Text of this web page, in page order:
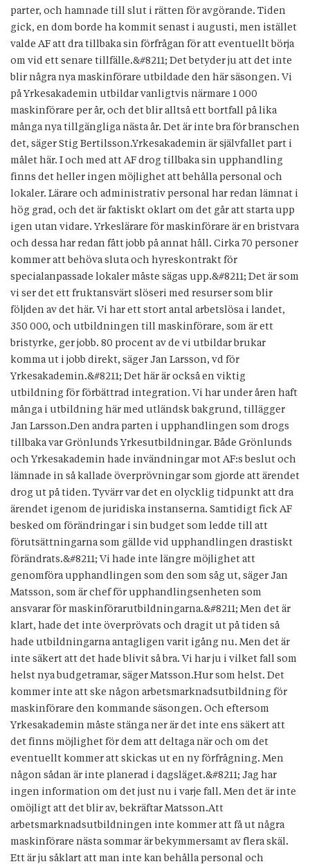
parter, och hamnade till slut i rätten för avgörande. Tiden
gick, en dom borde ha kommit senast i augusti, men istället
valde AF att dra tillbaka sin förfrågan för att eventuellt börja
om vid ett senare tillfälle.&#8211; Det betyder ju att det inte
blir några nya maskinförare utbildade den här säsongen. Vi
på Yrkesakademin utbildar vanligtvis närmare 1 000
maskinförare per år, och det blir alltså ett bortfall på lika
många nya tillgängliga nästa år. Det är inte bra för branschen
det, säger Stig Bertilsson.Yrkesakademin är självfallet part i
målet här. I och med att AF drog tillbaka sin upphandling
finns det heller ingen möjlighet att behålla personal och
lokaler. Lärare och administrativ personal har redan lämnat i
hög grad, och det är faktiskt oklart om det går att starta upp
igen utan vidare. Yrkeslärare för maskinförare är en bristvara
och dessa har redan fått jobb på annat håll. Cirka 70 personer
kommer att behöva sluta och hyreskontrakt för
specialanpassade lokaler måste sägas upp.&#8211; Det är som
vi ser det ett fruktansvärt slöseri med resurser som blir
följden av det här. Vi har ett stort antal arbetslösa i landet,
350 000, och utbildningen till maskinförare, som är ett
bristyrke, ger jobb. 80 procent av de vi utbildar brukar
komma ut i jobb direkt, säger Jan Larsson, vd för
Yrkesakademin.&#8211; Det här är också en viktig
utbildning för förbättrad integration. Vi har under åren haft
många i utbildning här med utländsk bakgrund, tillägger
Jan Larsson.Den andra parten i upphandlingen som drogs
tillbaka var Grönlunds Yrkesutbildningar. Både Grönlunds
och Yrkesakademin hade invändningar mot AF:s beslut och
lämnade in så kallade överprövningar som gjorde att ärendet
drog ut på tiden. Tyvärr var det en olycklig tidpunkt att dra
ärendet igenom de juridiska instanserna. Samtidigt fick AF
besked om förändringar i sin budget som ledde till att
förutsättningarna som gällde vid upphandlingen drastiskt
förändrats.&#8211; Vi hade inte längre möjlighet att
genomföra upphandlingen som den som såg ut, säger Jan
Matsson, som är chef för upphandlingsenheten som
ansvarar för maskinförarutbildningarna.&#8211; Men det är
klart, hade det inte överprövats och dragit ut på tiden så
hade utbildningarna antagligen varit igång nu. Men det är
inte säkert att det hade blivit så bra. Vi har ju i vilket fall som
helst nya budgetramar, säger Matsson.Hur som helst. Det
kommer inte att ske någon arbetsmarknadsutbildning för
maskinförare den kommande säsongen. Och eftersom
Yrkesakademin måste stänga ner är det inte ens säkert att
det finns möjlighet för dem att deltaga när och om det
eventuellt kommer att skickas ut en ny förfrågning. Men
någon sådan är inte planerad i dagsläget.&#8211; Jag har
ingen information om det just nu i varje fall. Men det är inte
omöjligt att det blir av, bekräftar Matsson.Att
arbetsmarknadsutbildningen inte kommer att få ut några
maskinförare nästa sommar är bekymmersamt av flera skäl.
Ett är ju såklart att man inte kan behålla personal och